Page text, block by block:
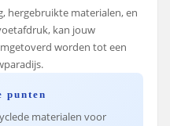
hergebruikte materialen, en
kan jouw
worden tot een
punten
materialen voor